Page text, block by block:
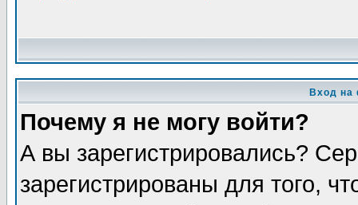
Вход на
Почему я не могу войти?
А вы зарегистрировались?
зарегистрированы для того,